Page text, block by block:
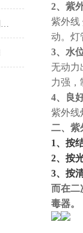
工业软水器再生控制的时间控制解析
2、紫
紫外
动。灯
3、水
无动力
力强，
4、良
紫外线
二、紫
1、按
2、按
3、按
而在二
毒器。